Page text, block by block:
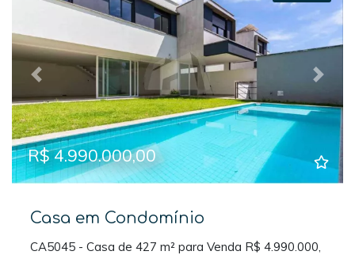
Previous Next
R$ 4.990.000,00
Casa em Condomínio
CA5045 - Casa de 427 m² para Venda R$ 4.990.000,